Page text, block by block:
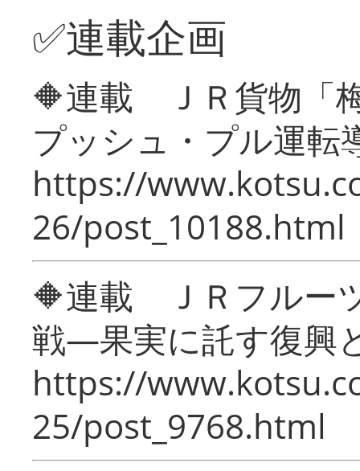
✅連載企画
🔶連載 ＪＲ貨物「
プッシュ・プル運転
https://
26/post_10188.html
🔶連載 ＪＲフルー
戦―果実に託す復興
https://
25/post_9768.html